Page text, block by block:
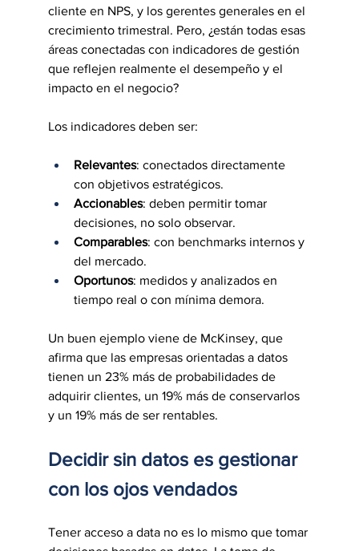
cliente en NPS, y los gerentes generales en el
crecimiento trimestral. Pero, ¿están todas esas
áreas conectadas con indicadores de gestión
que reflejen realmente el desempeño y el
impacto en el negocio?
Los indicadores deben ser:
Relevantes: conectados directamente
con objetivos estratégicos.
Accionables: deben permitir tomar
decisiones, no solo observar.
Comparables: con benchmarks internos y
del mercado.
Oportunos: medidos y analizados en
tiempo real o con mínima demora.
Un buen ejemplo viene de McKinsey, que
afirma que las empresas orientadas a datos
tienen un 23% más de probabilidades de
adquirir clientes, un 19% más de conservarlos
y un 19% más de ser rentables.
Decidir sin datos es gestionar
con los ojos vendados
Tener acceso a data no es lo mismo que tomar